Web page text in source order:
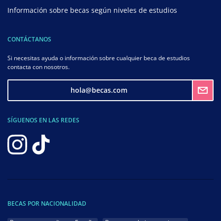
Información sobre becas según niveles de estudios
CONTÁCTANOS
Si necesitas ayuda o información sobre cualquier beca de estudios
contacta con nosotros.
hola@becas.com
SÍGUENOS EN LAS REDES
BECAS POR NACIONALIDAD